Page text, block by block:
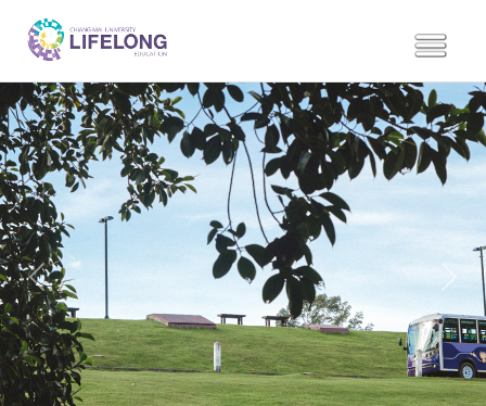
Previous Next